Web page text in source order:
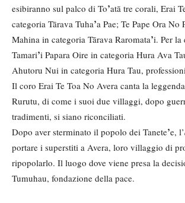
esibiranno sul palco di To’atā tre corali, Erai
categoria Tārava Tuha’a Pae; Te Pape Ora No
Mahina in categoria Tārava Raromata’i. Per la
Tamari’i Papara Oire in categoria Hura Ava
Ahutoru Nui in categoria Hura Tau,
Il coro Erai Te Toa No Avera canta la
Rurutu, di come i suoi due villaggi, dopo
tradimenti, si siano riconciliati.
Dopo aver sterminato il popolo dei Tanete’e, l’
portare i superstiti a Avera, loro villaggio di
ripopolarlo. Il luogo dove viene presa la
Tumuhau, fondazione della pace.